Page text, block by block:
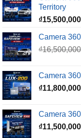
Territory
₫15,500,000
Camera
₫16,500,000
Camera
₫11,800,000
Camera
₫11,500,000